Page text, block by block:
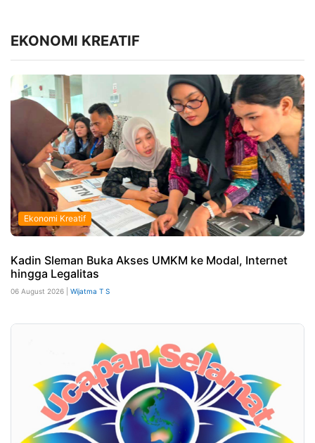
EKONOMI KREATIF
Ekonomi Kreatif
Kadin Sleman Buka Akses UMKM ke Modal, Internet
hingga Legalitas
06 August 2026 | Wijatma T S